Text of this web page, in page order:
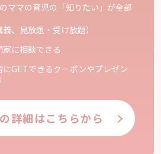
ママの育児の「知りたい」が全部
義、見放題・受け放題）
に相談できる
GETできるクーポンやプレゼン
詳細はこちらから